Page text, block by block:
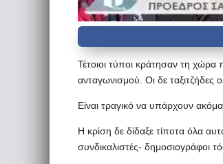
Τέτοιοι τύποι κράτησαν τη χώρα
ανταγωνισμού. Οι δε ταξιτζήδες
Είναι τραγικό να υπάρχουν ακόμα
Η κρίση δε δίδαξε τίποτα όλα
συνδικαλιστές- δημοσιογράφοι